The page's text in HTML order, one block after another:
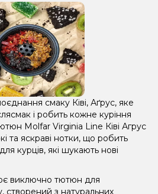
смаку Ківі, Аґрус, яке
і робить кожне куріння
Molfar Virginia Line Ківі Агрус
та яскраві нотки, що робить
курців, які шукають нові
виключно тютюн для
створений з натуральних